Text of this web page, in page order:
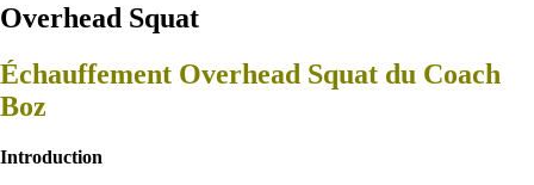
Overhead Squat
Échauffement Overhead Squat du Coach
Boz
Introduction